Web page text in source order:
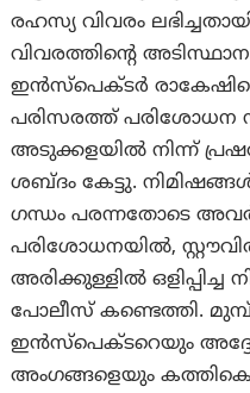
രഹസ്യ വിവരം
വിവരത്തിന്റെ
ഇൻസ്പെക്ടർ
പരിസരത്ത് പരിശോധന
അടുക്കളയിൽ നിന്ന്
ശബ്ദം കേട്ടു.
ഗന്ധം പരന്നതോടെ
പരിശോധനയിൽ,
അരിക്കുള്ളിൽ
പോലീസ് കണ്ടെത്തി.
ഇൻസ്പെക്ടറെയും
അംഗങ്ങളെയും